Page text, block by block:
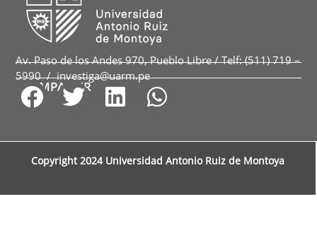
Av. Paso de los Andes 970, Pueblo Libre / Telf: (511) 719 –
5990 / investiga@uarm.pe
COMPARTIR
Copyright 2024 Universidad Antonio Ruiz de Montoya